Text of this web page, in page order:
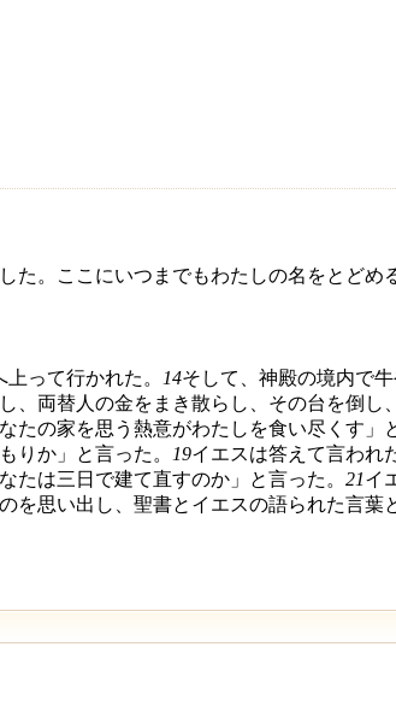
。ここにいつまでもわたしの名をとどめ
って行かれた。 14そして、神殿の境内で
、両替人の金をまき散らし、その台を倒し、
たの家を思う熱意がわたしを食い尽くす」
りか」と言った。
19イエスは答えて言われ
たは三日で建て直すのか」と言った。 21イ
思い出し、聖書とイエスの語られた言葉